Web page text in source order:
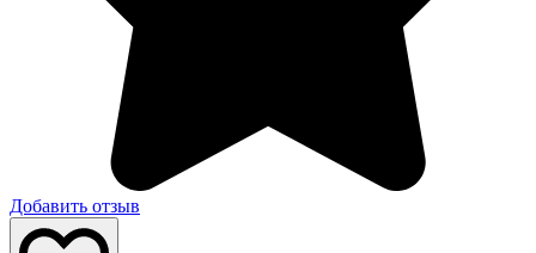
Добавить отзыв